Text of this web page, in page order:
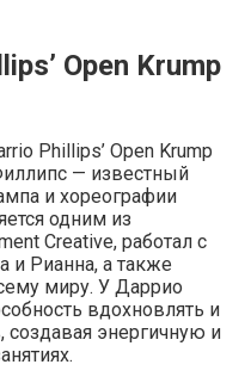
Open Krump
Phillips’ Open Krump
— известный
и хореографии
одним из
Creative, работал с
и Рианна, а также
миру. У Даррио
вдохновлять и
создавая энергичную и